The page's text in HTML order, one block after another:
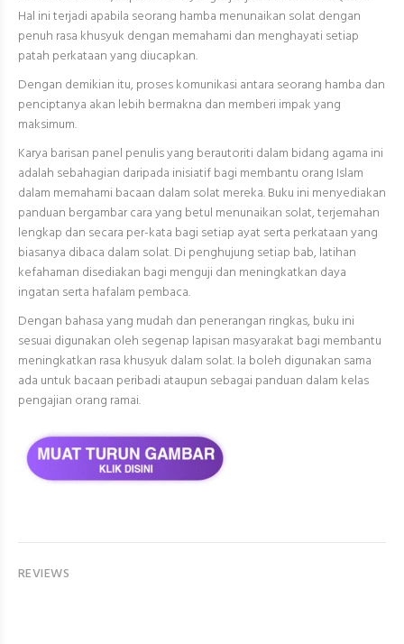
Hal ini terjadi apabila seorang hamba menunaikan solat dengan
penuh rasa khusyuk dengan memahami dan menghayati setiap
patah perkataan yang diucapkan.
Dengan demikian itu, proses komunikasi antara seorang hamba dan
penciptanya akan lebih bermakna dan memberi impak yang
maksimum.
Karya barisan panel penulis yang berautoriti dalam bidang agama ini
adalah sebahagian daripada inisiatif bagi membantu orang Islam
dalam memahami bacaan dalam solat mereka. Buku ini menyediakan
panduan bergambar cara yang betul menunaikan solat, terjemahan
lengkap dan secara per-kata bagi setiap ayat serta perkataan yang
biasanya dibaca dalam solat. Di penghujung setiap bab, latihan
kefahaman disediakan bagi menguji dan meningkatkan daya
ingatan serta hafalam pembaca.
Dengan bahasa yang mudah dan penerangan ringkas, buku ini
sesuai digunakan oleh segenap lapisan masyarakat bagi membantu
meningkatkan rasa khusyuk dalam solat. Ia boleh digunakan sama
ada untuk bacaan peribadi ataupun sebagai panduan dalam kelas
pengajian orang ramai.
REVIEWS